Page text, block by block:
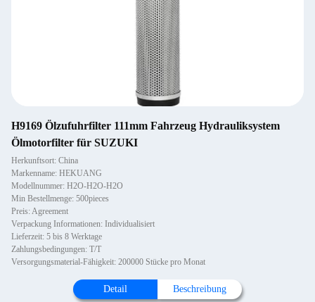
H9169 Ölzufuhrfilter 111mm Fahrzeug Hydrauliksystem
Ölmotorfilter für SUZUKI
Herkunftsort: China
Markenname: HEKUANG
Modellnummer: H2O-H2O-H2O
Min Bestellmenge: 500pieces
Preis: Agreement
Verpackung Informationen: Individualisiert
Lieferzeit: 5 bis 8 Werktage
Zahlungsbedingungen: T/T
Versorgungsmaterial-Fähigkeit: 200000 Stücke pro Monat
Detail Beschreibung